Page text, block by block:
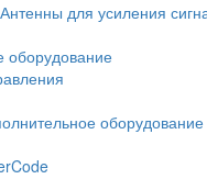
Антенны для усиления
оборудование
оборудование